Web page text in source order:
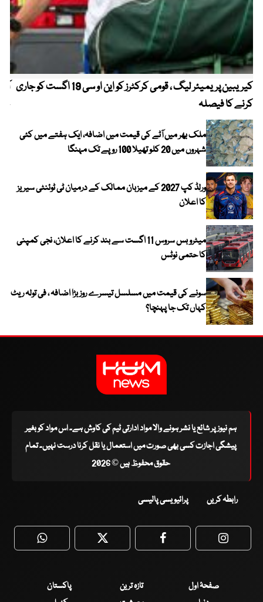
کیریبین پریمیئر لیگ ، قومی کرکٹرز کو این او سی 19 اگست کو جاری
کرنے کا فیصلہ
ملک بھر میں آٹے کی قیمت میں اضافہ، ایک ہفتے میں کئی
شہروں میں 20 کلو تھیلا 100 روپے تک مہنگا
ورلڈ کپ 2027 کے میزبان ممالک کے درمیان ٹی ٹوئنٹی سیریز
کا اعلان
میٹرو بس سروس 11 اگست سے بند کرنے کا اعلان، نجی کمپنی
کا حتمی نوٹس
سونے کی قیمت میں مسلسل تیسرے روز بڑا اضافہ ، فی تولہ ریٹ
کہاں تک جا پہنچا؟
ہم نیوز پر شائع یا نشر ہونے والا مواد ادارتی ٹیم کی کاوش ہے۔ اس مواد کو بغیر
پیشگی اجازت کسی بھی صورت میں استعمال یا نقل کرنا درست نہیں۔ تمام
حقوق محفوظ ہیں © 2026
رابطہ کریں پرائیویسی پالیسی
WhatsApp Twitter Facebook
صفحۂ اول تازہ ترین
پاکستان